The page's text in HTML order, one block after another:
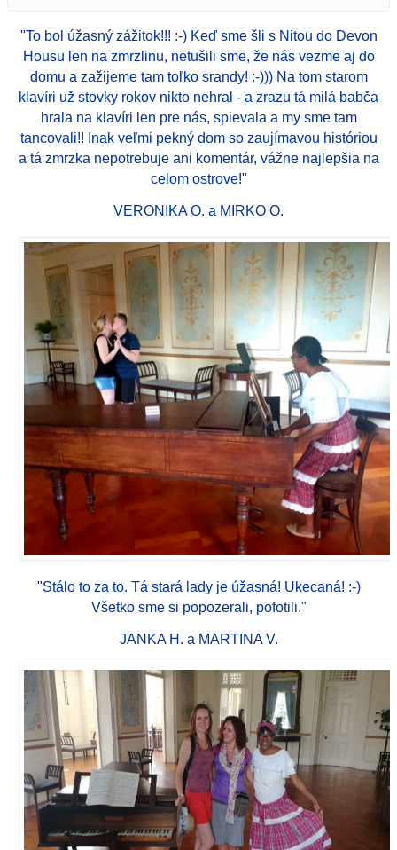
"To bol úžasný zážitok!!! :-) Keď sme šli s Nitou do Devon
Housu len na zmrzlinu, netušili sme, že nás vezme aj do
domu a zažijeme tam toľko srandy! :-))) Na tom starom
klavíri už stovky rokov nikto nehral - a zrazu tá milá babča
hrala na klavíri len pre nás, spievala a my sme tam
tancovali!! Inak veľmi pekný dom so zaujímavou históriou
a tá zmrzka nepotrebuje ani komentár, vážne najlepšia na
celom ostrove!"
VERONIKA O. a MIRKO O.
"Stálo to za to. Tá stará lady je úžasná! Ukecaná! :-)
Všetko sme si popozerali, pofotili."
JANKA H. a MARTINA V.